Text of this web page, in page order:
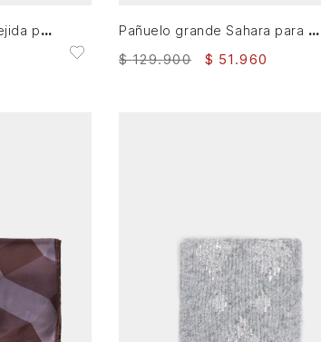
Pashmina rectangular tejida para mujer Pañuelo grande Sahara para mujer inspiración desértica
$ 129.900 $ 51 .960